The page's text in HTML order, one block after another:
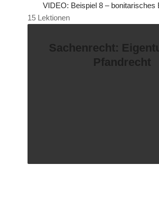
VIDEO: Beispiel 8 – bonitarisches
15 Lektionen
Sachenrecht:
Pfandrecht